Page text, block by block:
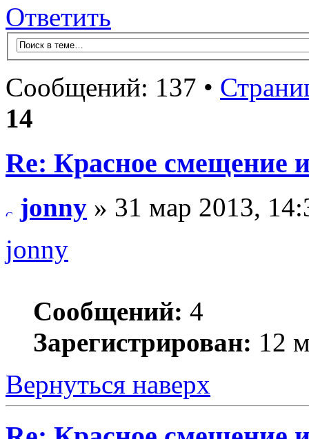
Ответить
Сообщений: 137 •
14
Re: Красное смещение
jonny » 31 мар 2013,
jonny
Сообщений: 4
Зарегистрирован: 12
Вернуться наверх